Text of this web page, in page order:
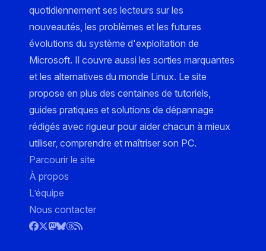
quotidiennement ses lecteurs sur les
nouveautés, les problèmes et les futures
évolutions du système d'exploitation de
Microsoft. Il couvre aussi les sorties marquantes
et les alternatives du monde Linux. Le site
propose en plus des centaines de tutoriels,
guides pratiques et solutions de dépannage
rédigés avec rigueur pour aider chacun à mieux
utiliser, comprendre et maîtriser son PC.
Parcourir le site
À propos
L’équipe
Nous contacter